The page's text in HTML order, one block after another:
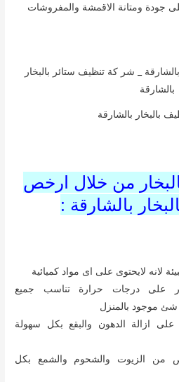
جودة ومتانة الاقمشة والمفروشات
بالبخار بالشارقة
من خلال ارخص
بالشارقة :
لانه لايحتوى على اى مواد كميائية
على درجات حرارة تناسب جميع
شئ موجود بالمنزل
على ازالة الدهون والبقع بكل سهولة
من الزيوت والشحوم والشمع بكل